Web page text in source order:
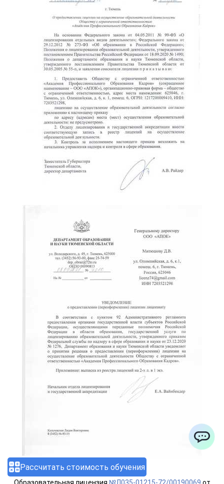
Рассчитать стоимость обучения
Образовательная лицензия №Л035-01215-72/00190069 от
online
Мессенджеры
Свяжитесь с нами через любой удобный мессенджер!
Telegram WhatsApp
Vkontakte EMail
Max